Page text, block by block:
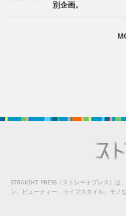
別企画。
STRAIGHT PRESS（ストレートプレス）は
ン、ビューティー、ライフスタイル、モノ